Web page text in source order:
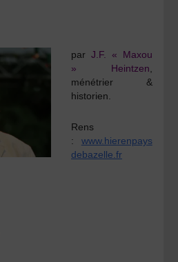
par J.F. « Maxou
» Heintzen
ménétrier &
historien.
Rens
: www.hierenpays
debazelle.fr